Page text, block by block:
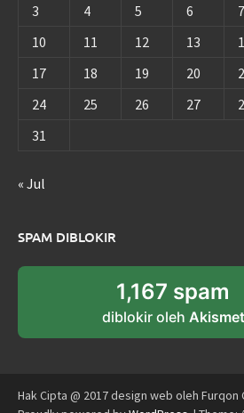
3
4 5 6 7
10
11 12 13
17
18 19 20
24
25 26 27
31
« Jul
SPAM DIBLOKIR
1,167 spam
diblokir oleh Akismet
Hak Cipta @ 2017 design web oleh Furqon